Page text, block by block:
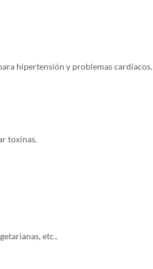
hipertensión y problemas cardíacos.
toxinas.
etc..